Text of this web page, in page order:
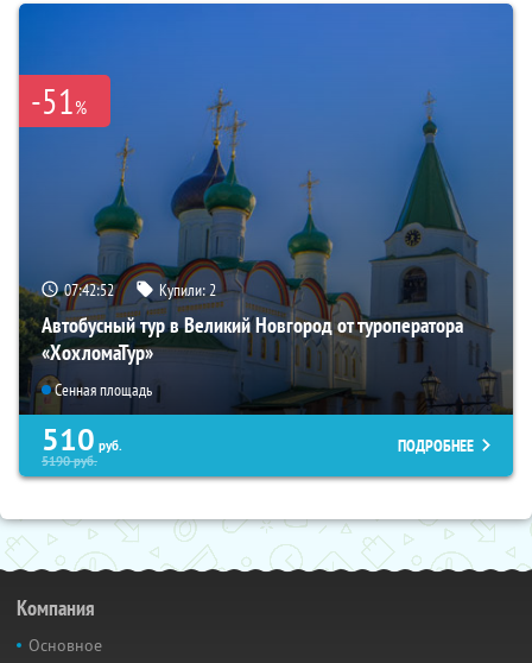
-51%
07:42:51 Купили:2
Автобусный тур в Великий Новгород от туроператора
«ХохломаТур»
Сенная площадь
510 руб.
5190руб.
ПОДРОБНЕЕ
Компания
Основное